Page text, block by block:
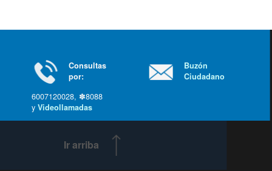
Consultas
por:
6007120028, ✽8088
yVideollamadas
Buzón
Ciudadano